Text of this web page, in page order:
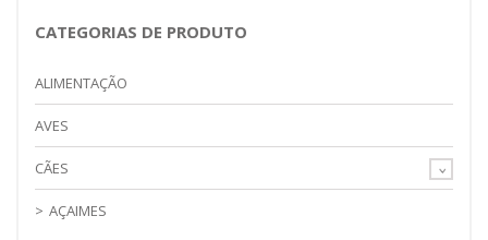
CATEGORIAS DE PRODUTO
ALIMENTAÇÃO
AVES
CÃES
AÇAIMES